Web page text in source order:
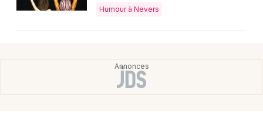
Humour à Nevers